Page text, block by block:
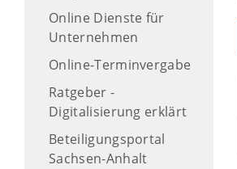
Online Dienste für
Unternehmen
Online-Terminvergabe
Ratgeber -
Digitalisierung erklärt
Beteiligungsportal
Sachsen-Anhalt